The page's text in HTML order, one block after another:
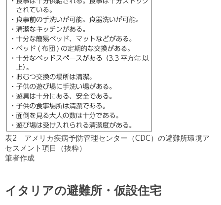
表2 アメリカ疾病予防管理センター（CDC）の避難所環境ア
セスメント項目（抜粋）
筆者作成
イタリアの避難所・仮設住宅